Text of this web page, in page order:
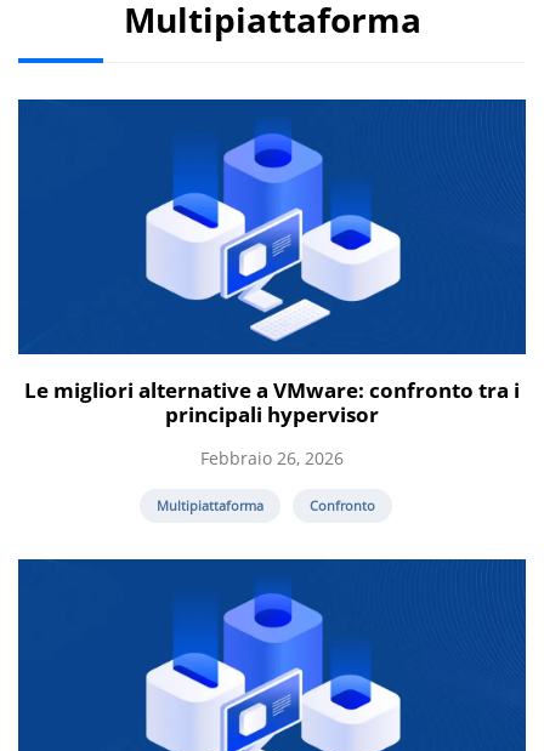
Multipiattaforma
Le migliori alternative a VMware: confronto tra i
principali hypervisor
Febbraio 26, 2026
Multipiattaforma Confronto